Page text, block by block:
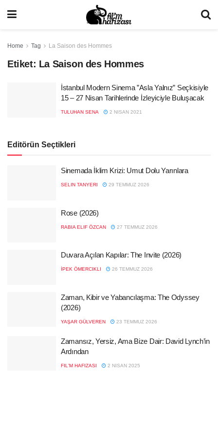
Home Tag La Saison des Hommes
Etiket: La Saison des Hommes
İstanbul Modern Sinema ”Asla Yalnız” Seçkisiyle
15 – 27 Nisan Tarihlerinde İzleyiciyle Buluşacak
TULUHAN SENA 2 NISAN 2021
Editörün Seçtikleri
Sinemada İklim Krizi: Umut Dolu Yarınlara
SELIN TANYERI 29 TEMMUZ 2026
Rose (2026)
RABIA ELIF ÖZCAN 27 TEMMUZ 2026
Duvara Açılan Kapılar: The Invite (2026)
İPEK ÖMERCIKLI 26 TEMMUZ 2026
Zaman, Kibir ve Yabancılaşma: The Odyssey
(2026)
YAŞAR GÜLVEREN 23 TEMMUZ 2026
Zamansız, Yersiz, Ama Bize Dair: David Lynch’in
Ardından
FIL'M HAFIZASI 2 NISAN 2025